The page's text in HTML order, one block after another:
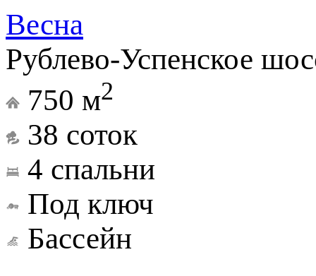
Весна
Рублево-Успенское
750 м2
38 соток
4 спальни
Под ключ
Бассейн